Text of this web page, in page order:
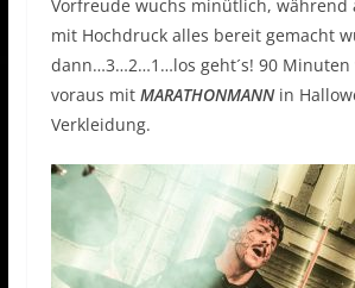
Vorfreude wuchs minütlich, während
mit Hochdruck alles bereit gemacht
dann…3…2…1…los geht´s! 90 Minuten
voraus mit MARATHONMANN in
Verkleidung.